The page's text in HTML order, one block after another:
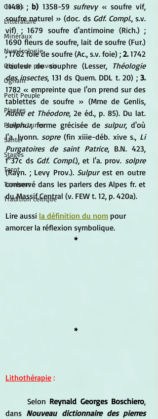
Guides
Littérature
Minéraux
Numérologie
Objets de pouvoir
Ogham
Petit Peuple
Plantes
Pleines Lunes
Santé
Stages
Tarot
Tambour
Tradition celtique
1148) ; b) 1358-59 sufrevy « soufre vif,
soufre naturel » (doc. ds Gdf. Compl., s.v.
vif) ; 1679 soufre d'antimoine (Rich.) ;
1690 fleurs de soufre, lait de soufre (Fur.)
; 1762 foie de soufre (Ac., s.v. foie) ; 2. 1742
couleur de souphre (Lesser, Théologie
des insectes, 131 ds Quem. DDL t. 20) ; 3.
1782 « empreinte que l'on prend sur des
Adèle et Théodore
sulphur, forme grécisée de sulpur, d'où
l'a. lyonn. sopre (fin xiiie-déb. xive s., Li
Purgatoires de saint Patrice, B.N. 423,
f°37c ds Gdf. Compl.), et l'a. prov. solpre
(Rayn. ; Levy Prov.). Sulpur est en outre
conservé dans les parlers des Alpes fr. et
du Massif Central (v. FEW t. 12, p. 420a).
Lire aussi la définition du nom pour
amorcer la réflexion symbolique.
*
*
Lithothérapie :
	Selon
Reynald Georges Boschiero,
dans Nouveau dictionnaire des pierres